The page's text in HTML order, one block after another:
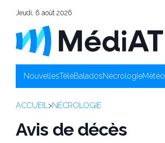
Jeudi, 6 août 2026
NouvellesTéléBaladosNécrologieMétéo
ACCUEIL>NÉCROLOGIE
Avis de décès